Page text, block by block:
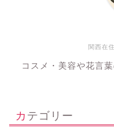
関西在
コスメ・美容や花言
カテゴリー